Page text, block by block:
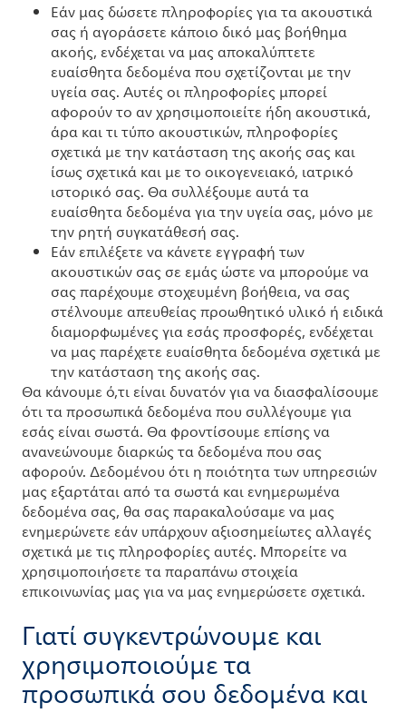
Εάν μας δώσετε πληροφορίες για τα ακουστικά
σας ή αγοράσετε κάποιο δικό μας βοήθημα
ακοής, ενδέχεται να μας αποκαλύπτετε
ευαίσθητα δεδομένα που σχετίζονται με την
υγεία σας. Αυτές οι πληροφορίες μπορεί
αφορούν το αν χρησιμοποιείτε ήδη ακουστικά,
άρα και τι τύπο ακουστικών, πληροφορίες
σχετικά με την κατάσταση της ακοής σας και
ίσως σχετικά και με το οικογενειακό, ιατρικό
ιστορικό σας. Θα συλλέξουμε αυτά τα
ευαίσθητα δεδομένα για την υγεία σας, μόνο με
την ρητή συγκατάθεσή σας.
Εάν επιλέξετε να κάνετε εγγραφή των
ακουστικών σας σε εμάς ώστε να μπορούμε να
σας παρέχουμε στοχευμένη βοήθεια, να σας
στέλνουμε απευθείας προωθητικό υλικό ή ειδικά
διαμορφωμένες για εσάς προσφορές, ενδέχεται
να μας παρέχετε ευαίσθητα δεδομένα σχετικά με
την κατάσταση της ακοής σας.
Θα κάνουμε ό,τι είναι δυνατόν για να διασφαλίσουμε
ότι τα προσωπικά δεδομένα που συλλέγουμε για
εσάς είναι σωστά. Θα φροντίσουμε επίσης να
ανανεώνουμε διαρκώς τα δεδομένα που σας
αφορούν. Δεδομένου ότι η ποιότητα των υπηρεσιών
μας εξαρτάται από τα σωστά και ενημερωμένα
δεδομένα σας, θα σας παρακαλούσαμε να μας
ενημερώνετε εάν υπάρχουν αξιοσημείωτες αλλαγές
σχετικά με τις πληροφορίες αυτές. Μπορείτε να
χρησιμοποιήσετε τα παραπάνω στοιχεία
επικοινωνίας μας για να μας ενημερώσετε σχετικά.
Γιατί συγκεντρώνουμε και
χρησιμοποιούμε τα
προσωπικά σου δεδομένα και